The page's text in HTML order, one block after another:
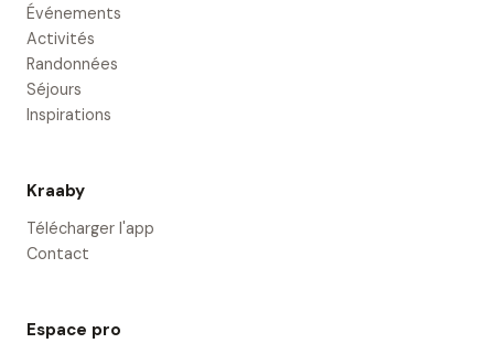
Événements
Activités
Randonnées
Séjours
Inspirations
Kraaby
Télécharger l'app
Contact
Espace pro